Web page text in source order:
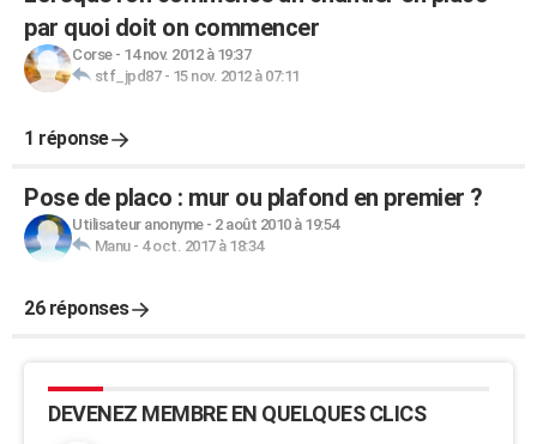
par quoi doit on commencer
Corse- 14 nov. 2012 à 19:37
stf_jpd87- 15 nov. 2012 à 07:11
1 réponse
Pose de placo : mur ou plafond en premier ?
Utilisateur anonyme- 2 août 2010 à 19:54
Manu- 4 oct. 2017 à 18:34
26 réponses
DEVENEZ MEMBRE EN QUELQUES CLICS